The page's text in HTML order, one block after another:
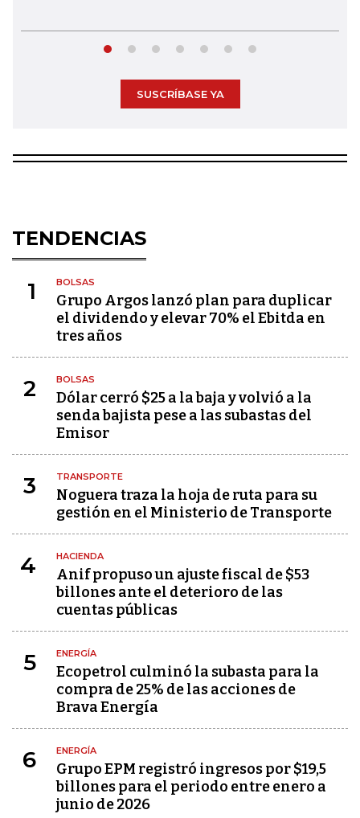
SUSCRÍBASE YA
TENDENCIAS
1 BOLSAS
Grupo Argos lanzó plan para duplicar
el dividendo y elevar 70% el Ebitda en
tres años
2 BOLSAS
Dólar cerró $25 a la baja y volvió a la
senda bajista pese a las subastas del
Emisor
3 TRANSPORTE
Noguera traza la hoja de ruta para su
gestión en el Ministerio de Transporte
4 HACIENDA
Anif propuso un ajuste fiscal de $53
billones ante el deterioro de las
cuentas públicas
5 ENERGÍA
Ecopetrol culminó la subasta para la
compra de 25% de las acciones de
Brava Energía
6 ENERGÍA
Grupo EPM registró ingresos por $19,5
billones para el periodo entre enero a
junio de 2026